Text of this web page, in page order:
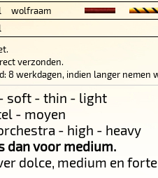
wolfraam
verzonden.
8 werkdagen, indien langer nemen
soft - thin - light
- moyen
- high - heavy
dan voor medium.
dolce, medium en